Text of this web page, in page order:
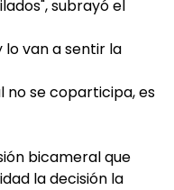
subrayó el
van a sentir la
no se coparticipa, es
bicameral que
la decisión la